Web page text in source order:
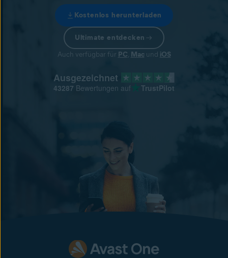
Kostenlos herunterladen
Ultimate entdecken
Auch verfügbar für PC Macund iOS
Ausgezeichnet
43287 Bewertungen auf TrustPilot